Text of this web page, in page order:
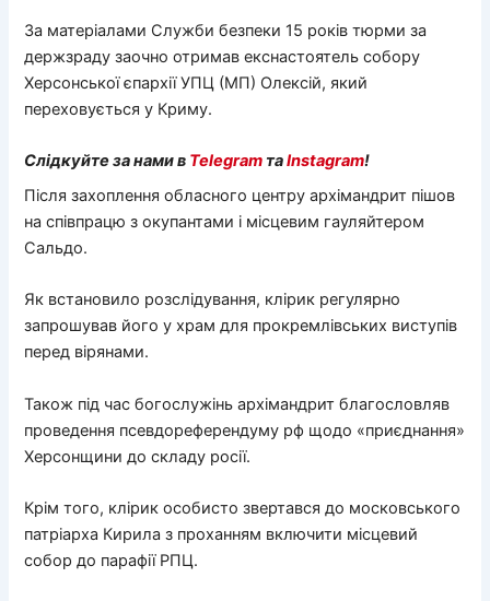
За матеріалами Служби безпеки 15 років тюрми за
держзраду заочно отримав екснастоятель собору
Херсонської єпархії УПЦ (МП) Олексій, який
переховується у Криму.
Слідкуйте за нами в Telegram таInstagram!
Після захоплення обласного центру архімандрит пішов
на співпрацю з окупантами і місцевим гауляйтером
Сальдо.
Як встановило розслідування, клірик регулярно
запрошував його у храм для прокремлівських виступів
перед вірянами.
Також під час богослужінь архімандрит благословляв
проведення псевдореферендуму рф щодо «приєднання»
Херсонщини до складу росії.
Крім того, клірик особисто звертався до московського
патріарха Кирила з проханням включити місцевий
собор до парафії РПЦ.